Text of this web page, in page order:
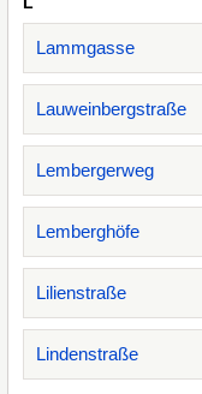
Lammgasse
Lauweinbergstraße
Lembergerweg
Lemberghöfe
Lilienstraße
Lindenstraße